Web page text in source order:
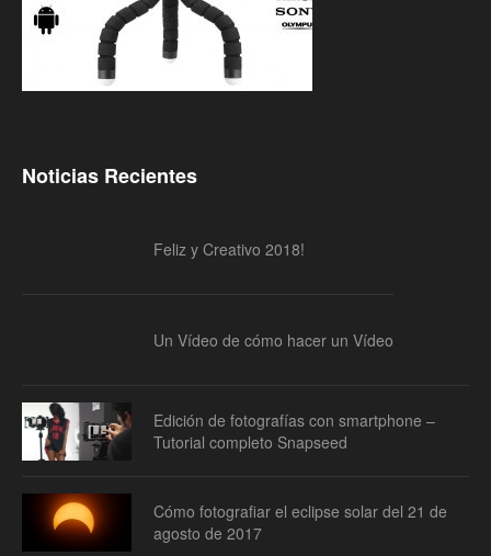
Noticias Recientes
Feliz y Creativo 2018!
Un Vídeo de cómo hacer un Vídeo
Edición de fotografías con smartphone –
Tutorial completo Snapseed
Cómo fotografiar el eclipse solar del 21 de
agosto de 2017